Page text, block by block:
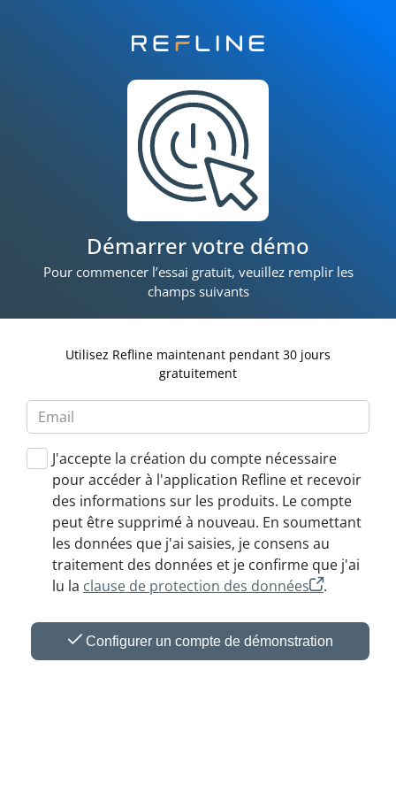
Démarrer votre démo
Pour commencer l’essai gratuit, veuillez remplir les
champs suivants
Utilisez Refline maintenant pendant 30 jours
gratuitement
J'accepte la création du compte nécessaire
pour accéder à l'application Refline et recevoir
des informations sur les produits. Le compte
peut être supprimé à nouveau. En soumettant
les données que j'ai saisies, je consens au
traitement des données et je confirme que j'ai
lu la clause de protection des données .
Configurer un compte de démonstration